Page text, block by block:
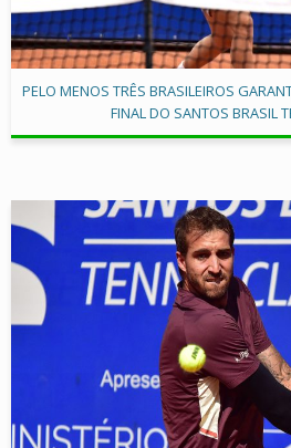
PELO MENOS TRÊS BRASILEIROS
FINAL DO SANTOS BRASIL